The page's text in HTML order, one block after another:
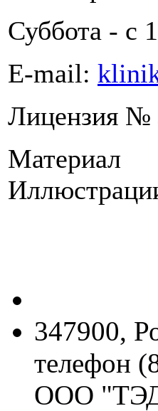
Суббота - с
Е-mail:
Лицензия №
347900,
телефон
ООО